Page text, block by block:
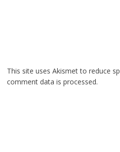
This site uses Akismet to reduce
comment data is processed.